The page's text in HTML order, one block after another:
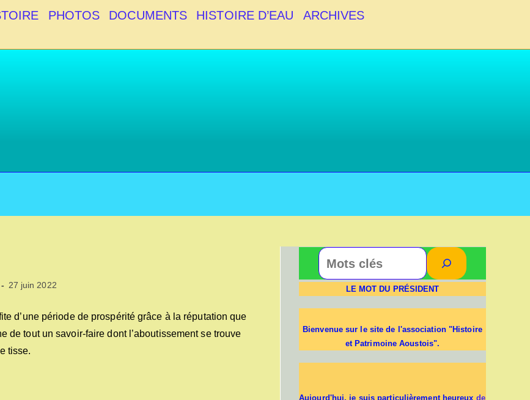
PHOTOS DOCUMENTS HISTOIRE D’EAU ARCHIVES
Dernière
la
publication :
27 juin 2022
d’une période de prospérité grâce à la réputation que
de tout un savoir-faire dont l’aboutissement se trouve
tisse.
Rechercher
LE MOT DU PRÉSIDENT
Bienvenue sur le site de l'association "Histoire
et Patrimoine Aoustois".
Aujourd'hui, je suis particulièrement heureux de